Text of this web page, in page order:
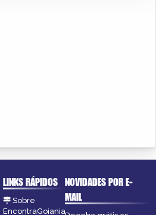
LINKS RÁPIDOS
Sobre
EncontraGoiania
NOVIDADES POR E-
MAIL